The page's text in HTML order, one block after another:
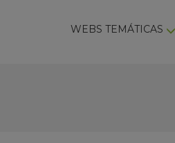
WEBS TEMÁTICAS